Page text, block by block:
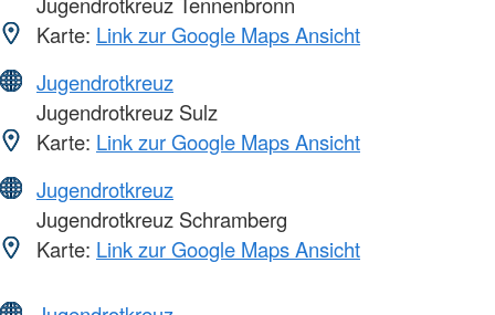
Karte: Link zur Google Maps Ansicht
Jugendrotkreuz
Jugendrotkreuz Sulz
Karte: Link zur Google Maps Ansicht
Jugendrotkreuz
Jugendrotkreuz Schramberg
Karte: Link zur Google Maps Ansicht